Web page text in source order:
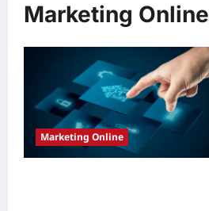
Marketing Online
Marketing Online